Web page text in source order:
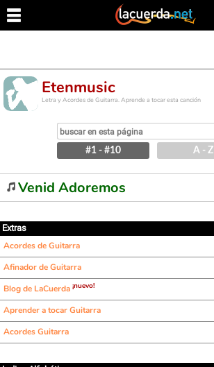
Etenmusic
Letra y Acordes de Guitarra. Aprende a tocar esta canción
#1 - #10 A - Z
Venid Adoremos
Extras
Acordes de Guitarra
Afinador de Guitarra
Blog de LaCuerda ¡nuevo!
Aprender a tocar Guitarra
Acordes Guitarra